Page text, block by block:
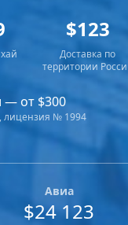
$123
Доставка по
территории
— от $300
лицензия № 1994
Авиа
$24 123